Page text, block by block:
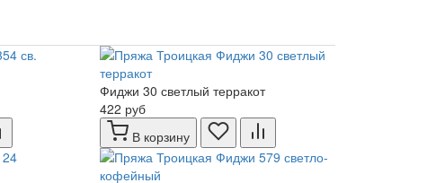
Фиджи 30 светлый терракот
422 руб
В корзину